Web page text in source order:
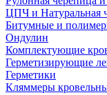
ЦПЧ и Натуральная
Битумные и
Ондулин
Комплектующие
Герметизирующие
Герметики
Кляммеры